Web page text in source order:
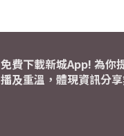
免費下載新城App! 為你
播及重溫，體現資訊分享